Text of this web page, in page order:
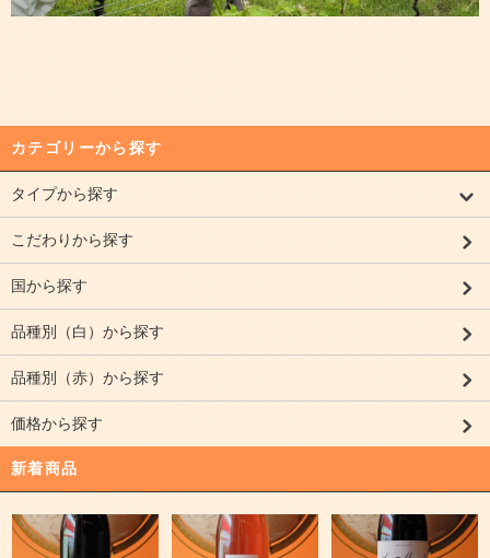
カテゴリーから探す
タイプから探す
こだわりから探す
国から探す
品種別（白）から探す
品種別（赤）から探す
価格から探す
新着商品